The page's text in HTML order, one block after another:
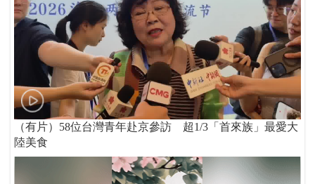
（有片）58位台灣青年赴京參訪 超1/3「首來族」最愛大
陸美食